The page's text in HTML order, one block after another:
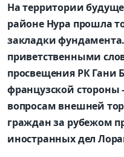
На территории
районе Нура прошла
закладки
приветственными
просвещения РК Гани
французской стороны
вопросам внешней
граждан за рубежом
иностранных дел